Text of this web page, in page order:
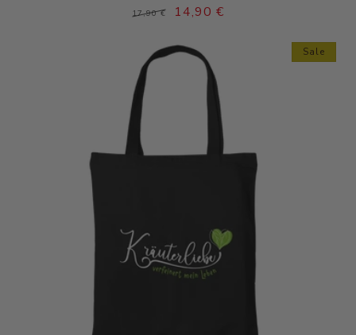
Normaler
17,90 €
Verkaufspreis
14,90 €
Sale